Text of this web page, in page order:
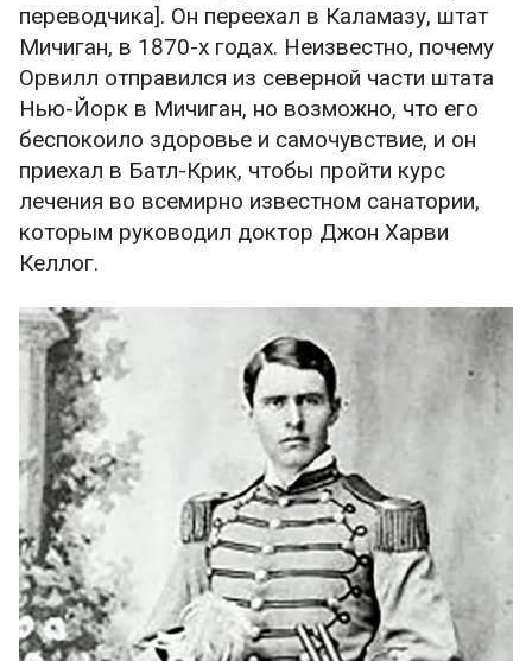
переводчика]. Он переехал в Каламазу, штат
Мичиган, в 1870-х годах. Неизвестно, почему
Орвилл отправился из северной части штата
Нью-Йорк в Мичиган, но возможно, что его
беспокоило здоровье и самочувствие, и он
приехал в Батл-Крик, чтобы пройти курс
лечения во всемирно известном санатории,
которым руководил доктор Джон Харви
Келлог.